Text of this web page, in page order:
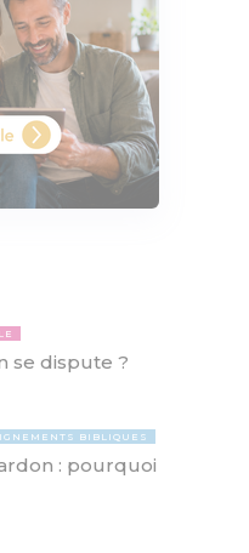
se dispute ?
BIBLIQUES
: pourquoi